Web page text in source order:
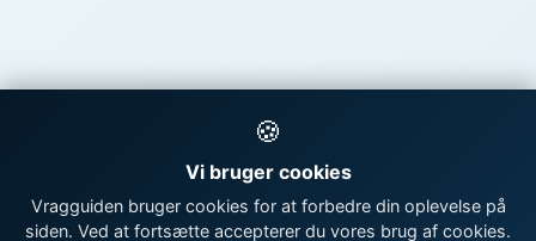
🍪
Vi bruger cookies
Vragguiden bruger cookies for at forbedre din oplevelse på
siden. Ved at fortsætte accepterer du vores brug af cookies.